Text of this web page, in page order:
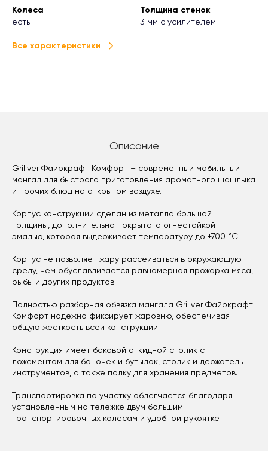
Колеса
есть
Толщина стенок
3 мм с усилителем
Все характеристики
Описание
Grillver Файркрафт Комфорт – современный мобильный
мангал для быстрого приготовления ароматного шашлыка
и прочих блюд на открытом воздухе.
Корпус конструкции сделан из металла большой
толщины, дополнительно покрытого огнестойкой
эмалью, которая выдерживает температуру до +700 °C.
Корпус не позволяет жару рассеиваться в окружающую
среду, чем обуславливается равномерная прожарка мяса,
рыбы и других продуктов.
Полностью разборная обвязка мангала Grillver Файркрафт
Комфорт надежно фиксирует жаровню, обеспечивая
общую жесткость всей конструкции.
Конструкция имеет боковой откидной столик с
ложементом для баночек и бутылок, столик и держатель
инструментов, а также полку для хранения предметов.
Транспортировка по участку облегчается благодаря
установленным на тележке двум большим
транспортировочных колесам и удобной рукоятке.